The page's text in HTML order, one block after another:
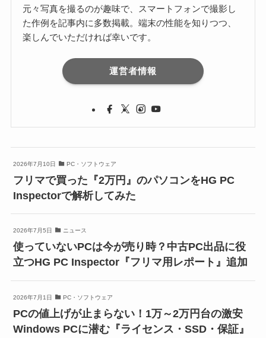
元々写真を撮るのが趣味で、スマートフォンで撮影し
た作例を記事内に多数掲載。端末の性能を知りつつ、
楽しんでいただければ幸いです。
運営者情報
2026年7月10日 PC・ソフトウェア
フリマで買った『2万円』のパソコンをHG PC
Inspectorで解析してみた
2026年7月5日 ニュース
使っていないPCは今が売り時？中古PC出品に役
立つHG PC Inspector『フリマ用レポート』追加
2026年7月1日 PC・ソフトウェア
PCの値上げが止まらない！1万～2万円台の激安
Windows PCに潜む『ライセンス・SSD・保証』